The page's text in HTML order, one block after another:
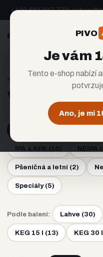
PIVO
Je vám
Tento e-shop nabízí
Ano, je mi
+420 603 807 779·
PIVO CHLEBA CZ
Všechna
IPA a APA ( 10 ) NEIPA (
Pšeničná a letní(2)
Speciály(5)
Podle balení: Lahve (30)
KEG 15 l (13) KEG 30 l